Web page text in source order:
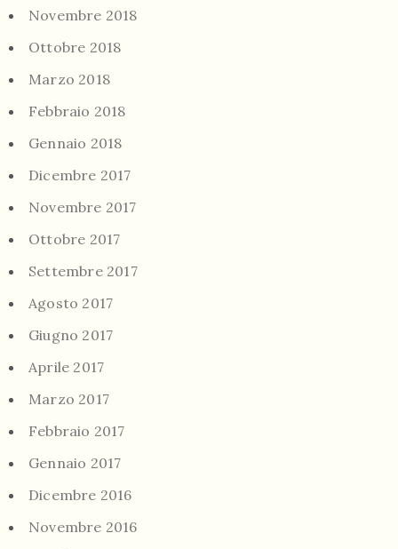
Novembre 2018
Ottobre 2018
Marzo 2018
Febbraio 2018
Gennaio 2018
Dicembre 2017
Novembre 2017
Ottobre 2017
Settembre 2017
Agosto 2017
Giugno 2017
Aprile 2017
Marzo 2017
Febbraio 2017
Gennaio 2017
Dicembre 2016
Novembre 2016